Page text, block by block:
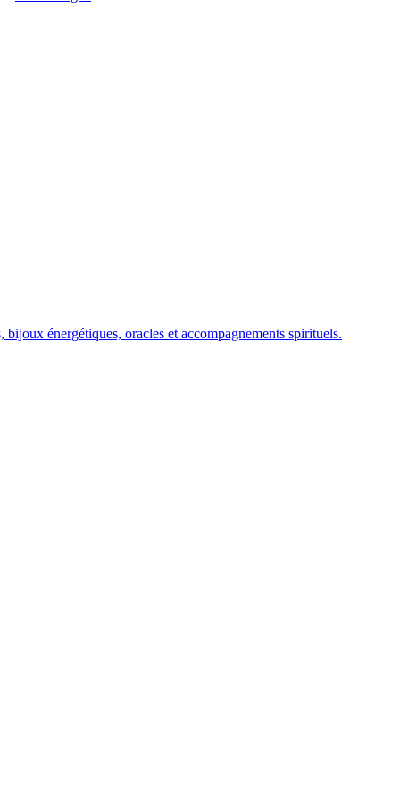
énergétiques, oracles et accompagnements spirituels.